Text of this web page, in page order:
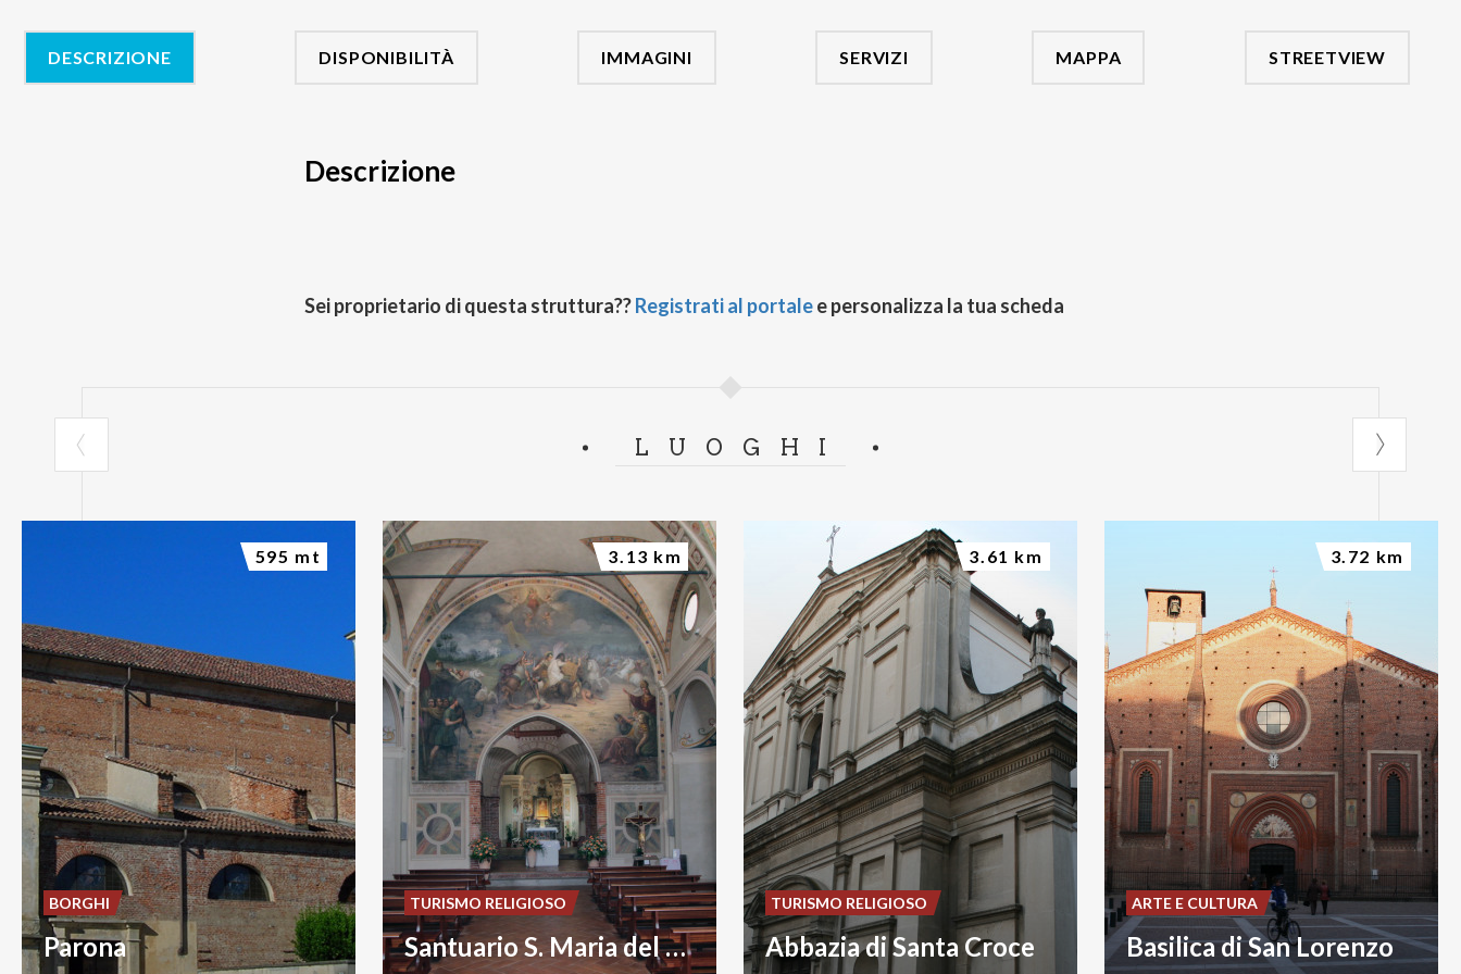
DESCRIZIONE DISPONIBILITÀ IMMAGINI SERVIZI MAPPA STREETVIEW
Descrizione
Sei proprietario di questa struttura??Registrati al portalee personalizza la tua scheda
LUOGHI
Parona
BORGHI
595 mt
Santuario S. Maria del Campo
TURISMO RELIGIOSO
3.13 km
Abbazia di Santa Croce
TURISMO RELIGIOSO
3.61 km
Basilica di San Lorenzo
ARTE E CULTURA
3.72 km